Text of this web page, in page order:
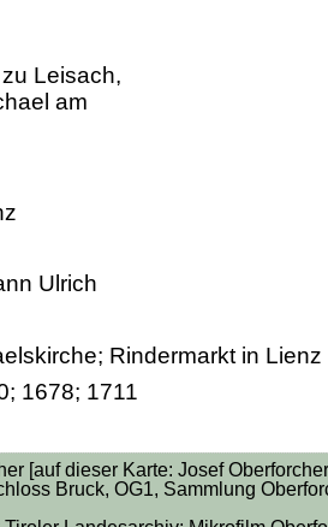
Leisach,
am
Ulrich
Rindermarkt in Lienz
1678; 1711
[auf dieser Karte: Josef
Bruck, OG1, Sammlung